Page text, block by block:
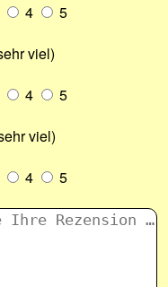
4
5
viel)
4
5
viel)
4 5